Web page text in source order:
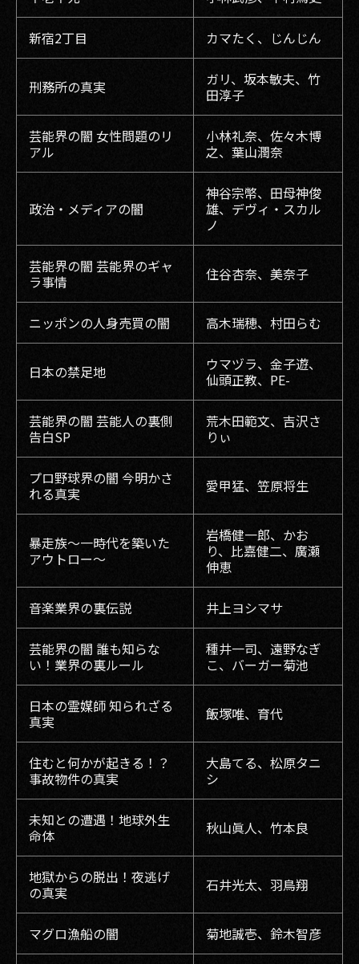
新宿2丁目 カマたく、じんじん
刑務所の真実
ガリ、坂本敏夫、竹
田淳子
芸能界の闇 女性問題のリ
アル
小林礼奈、佐々木博
之、葉山潤奈
政治・メディアの闇
神谷宗幣、田母神俊
雄、デヴィ・スカル
ノ
芸能界の闇 芸能界のギャ
ラ事情
住谷杏奈、美奈子
ニッポンの人身売買の闇 高木瑞穂、村田らむ
日本の禁足地
ウマヅラ、金子遊、
仙頭正教、PE-
芸能界の闇 芸能人の裏側
告白SP
荒木田範文、吉沢さ
りぃ
プロ野球界の闇 今明かさ
れる真実
愛甲猛、笠原将生
暴走族〜一時代を築いた
アウトロー〜
岩橋健一郎、かお
り、比嘉健二、廣瀬
伸恵
音楽業界の裏伝説 井上ヨシマサ
芸能界の闇 誰も知らな
い！業界の裏ルール
種井一司、遠野なぎ
こ、バーガー菊池
日本の霊媒師 知られざる
真実
飯塚唯、育代
住むと何かが起きる！？
事故物件の真実
大島てる、松原タニ
シ
未知との遭遇！地球外生
命体
秋山眞人、竹本良
地獄からの脱出！夜逃げ
の真実
石井光太、羽鳥翔
マグロ漁船の闇 菊地誠壱、鈴木智彦